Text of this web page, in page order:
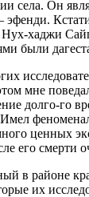
села. Он
Нух-хаджи
были
мне
долго-го
ценных
его смерти
в районе
их